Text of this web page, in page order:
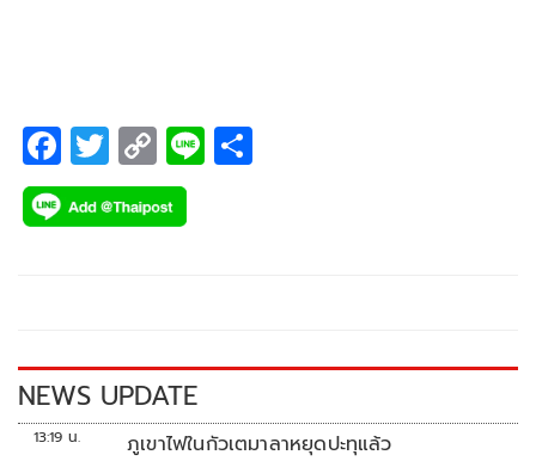
F
ac
e
k
T
wi
tt
C
o
p
k
Li
NEWS UPDATE
13:19 น. ภูเขาไฟในกัวเตมาลาหยุดปะทุแล้ว